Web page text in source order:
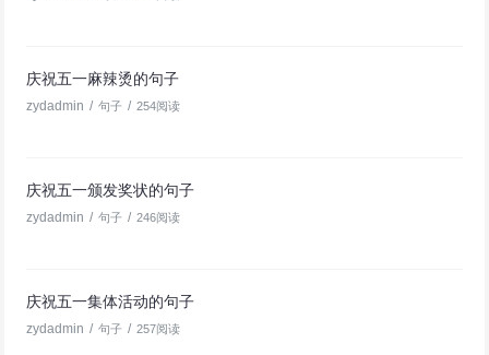
庆祝五一麻辣烫的句子
zydadmin / 句子 / 254阅读
庆祝五一颁发奖状的句子
zydadmin / 句子 / 246阅读
庆祝五一集体活动的句子
zydadmin / 句子 / 257阅读